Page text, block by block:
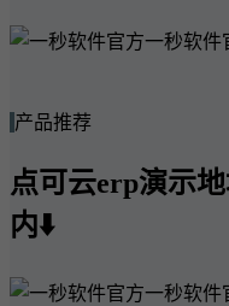
一秒软件
产品推荐
点可云erp演示
内⬇️
一秒软件